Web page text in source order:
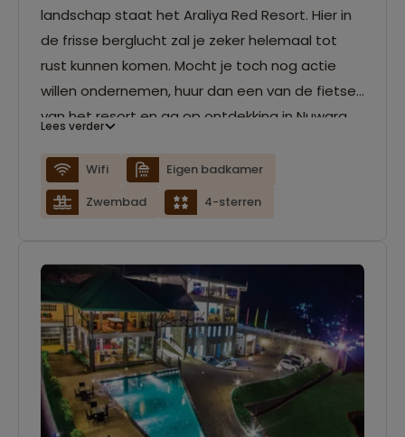
landschap staat het Araliya Red Resort. Hier in
de frisse berglucht zal je zeker helemaal tot
rust kunnen komen. Mocht je toch nog actie
willen ondernemen, huur dan een van de fietsen
van het resort en ga op ontdekking in Nuwara
zwembad en geniet van een heerlijk gerecht in
het restaurant. Trek je aan het eind van de dag
terug naar je kamer die voorzien is van eigen
kunt maken van de gratis wifi.
Lees verder
Wifi
Eigen badkamer
Zwembad
4-sterren